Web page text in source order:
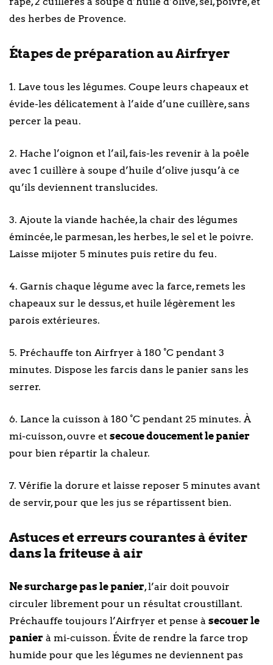
des herbes de Provence.
Étapes de préparation au Airfryer
1. Lave tous les légumes. Coupe leurs chapeaux et
évide-les délicatement à l’aide d’une cuillère, sans
percer la peau.
2. Hache l’oignon et l’ail, fais-les revenir à la poêle
avec 1 cuillère à soupe d’huile d’olive jusqu’à ce
qu’ils deviennent translucides.
3. Ajoute la viande hachée, la chair des légumes
émincée, le parmesan, les herbes, le sel et le poivre.
Laisse mijoter 5 minutes puis retire du feu.
4. Garnis chaque légume avec la farce, remets les
chapeaux sur le dessus, et huile légèrement les
parois extérieures.
5. Préchauffe ton Airfryer à 180 °C pendant 3
minutes. Dispose les farcis dans le panier sans les
serrer.
6. Lance la cuisson à 180 °C pendant 25 minutes. À
mi-cuisson, ouvre et secoue doucement le panier
pour bien répartir la chaleur.
7. Vérifie la dorure et laisse reposer 5 minutes avant
de servir, pour que les jus se répartissent bien.
Astuces et erreurs courantes à éviter
dans la friteuse à air
Ne surcharge pas le panier, l’air doit pouvoir
circuler librement pour un résultat croustillant.
Préchauffe toujours l’Airfryer et pense à secouer le
panier à mi-cuisson. Évite de rendre la farce trop
humide pour que les légumes ne deviennent pas